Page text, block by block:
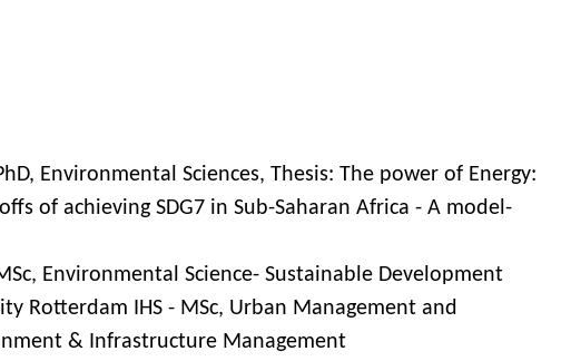
Environmental Sciences, Thesis: The power of Energy:
of achieving SDG7 in Sub-Saharan Africa - A model-
Environmental Science- Sustainable Development
Rotterdam IHS - MSc, Urban Management and
& Infrastructure Management